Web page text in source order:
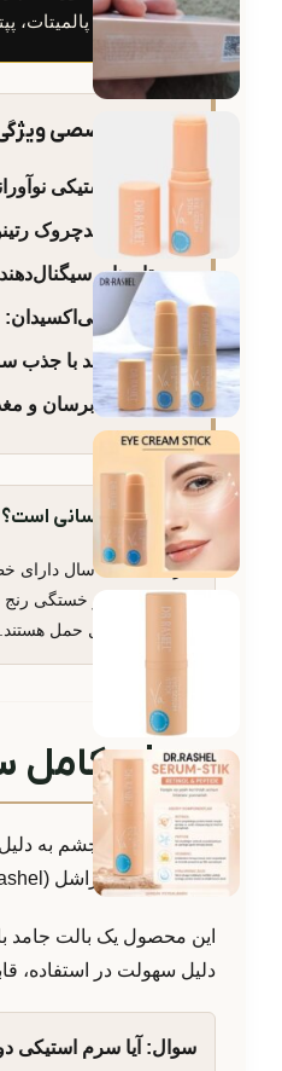
ترکیب رتینیل پالمیتات،
خلاصه تخصصی
فرمت استیکی
کمپوند ضدچروک
پپتایدهای
کافئین آنتی‌اکسیدان:
بافت جامد با جذب
ترکیبات آبرسان و
مناسب چه کسانی است؟
افراد بالای
تیرگی ناشی از خستگی
بهداشتی و قابل حمل هستند.
معرفی کامل
پوست اطراف چشم به دلیل
پپتاید برند دکتر راشل (Dr. Rashel) با فرمولاسیون جامع خود پاسخی مدرن به مراقبت روزانه از این ناحیه حساس است.
دلیل سهولت در استفاده،
سوال: آیا سرم